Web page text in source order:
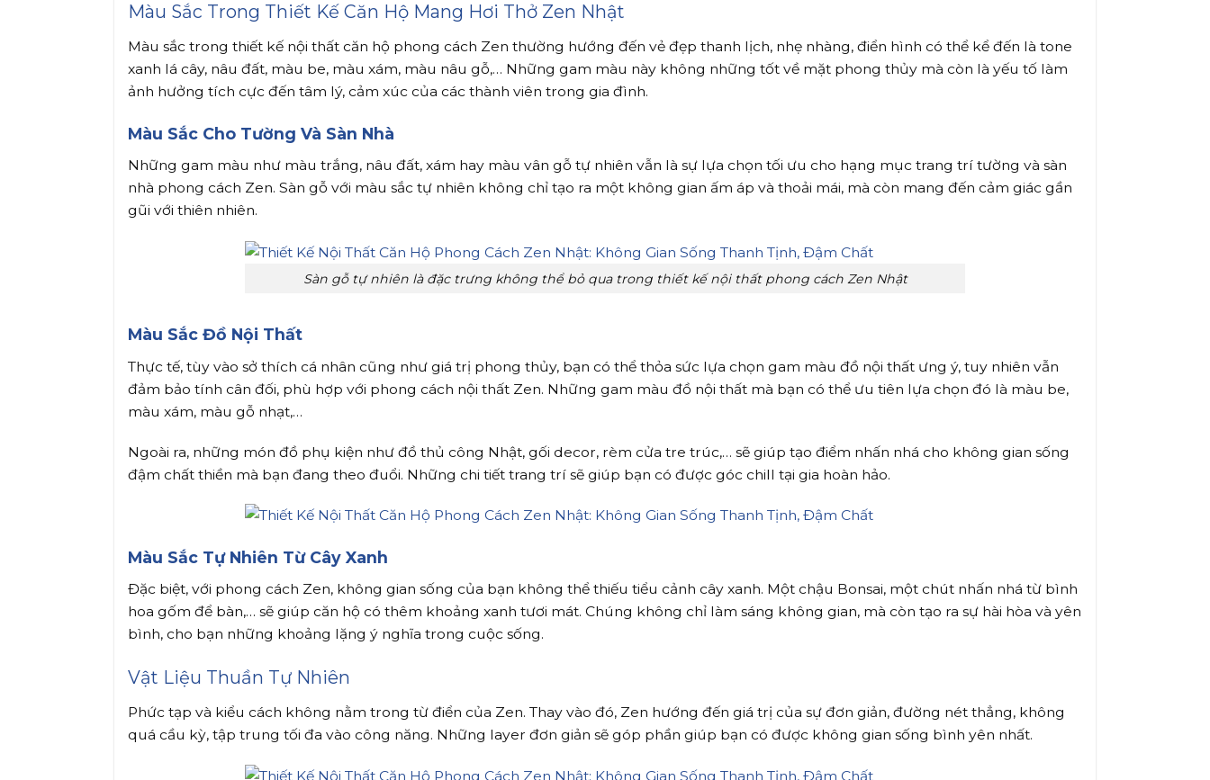
Màu Sắc Trong Thiết Kế Căn Hộ Mang Hơi Thở Zen Nhật
Màu sắc trong thiết kế nội thất căn hộ phong cách Zen thường hướng đến vẻ đẹp thanh lịch, nhẹ nhàng, điển hình có thể kể đến là tone
xanh lá cây, nâu đất, màu be, màu xám, màu nâu gỗ,… Những gam màu này không những tốt về mặt phong thủy mà còn là yếu tố làm
ảnh hưởng tích cực đến tâm lý, cảm xúc của các thành viên trong gia đình.
Màu Sắc Cho Tường Và Sàn Nhà
Những gam màu như màu trắng, nâu đất, xám hay màu vân gỗ tự nhiên vẫn là sự lựa chọn tối ưu cho hạng mục trang trí tường và sàn
nhà phong cách Zen. Sàn gỗ với màu sắc tự nhiên không chỉ tạo ra một không gian ấm áp và thoải mái, mà còn mang đến cảm giác gần
gũi với thiên nhiên.
Sàn gỗ tự nhiên là đặc trưng không thể bỏ qua trong thiết kế nội thất phong cách Zen Nhật
Màu Sắc Đồ Nội Thất
Thực tế, tùy vào sở thích cá nhân cũng như giá trị phong thủy, bạn có thể thỏa sức lựa chọn gam màu đồ nội thất ưng ý, tuy nhiên vẫn
đảm bảo tính cân đối, phù hợp với phong cách nội thất Zen. Những gam màu đồ nội thất mà bạn có thể ưu tiên lựa chọn đó là màu be,
màu xám, màu gỗ nhạt,…
Ngoài ra, những món đồ phụ kiện như đồ thủ công Nhật, gối decor, rèm cửa tre trúc,… sẽ giúp tạo điểm nhấn nhá cho không gian sống
đậm chất thiền mà bạn đang theo đuổi. Những chi tiết trang trí sẽ giúp bạn có được góc chill tại gia hoàn hảo.
Màu Sắc Tự Nhiên Từ Cây Xanh
Đặc biệt, với phong cách Zen, không gian sống của bạn không thể thiếu tiểu cảnh cây xanh. Một chậu Bonsai, một chút nhấn nhá từ bình
hoa gốm để bàn,… sẽ giúp căn hộ có thêm khoảng xanh tươi mát. Chúng không chỉ làm sáng không gian, mà còn tạo ra sự hài hòa và yên
bình, cho bạn những khoảng lặng ý nghĩa trong cuộc sống.
Vật Liệu Thuần Tự Nhiên
Phức tạp và kiểu cách không nằm trong từ điển của Zen. Thay vào đó, Zen hướng đến giá trị của sự đơn giản, đường nét thẳng, không
quá cầu kỳ, tập trung tối đa vào công năng. Những layer đơn giản sẽ góp phần giúp bạn có được không gian sống bình yên nhất.